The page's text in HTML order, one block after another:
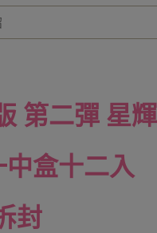
第二彈 星
盒十二入
封